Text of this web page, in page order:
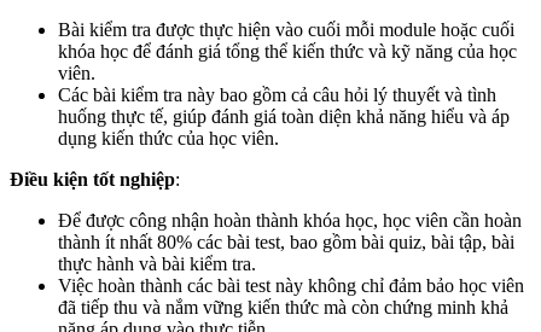
Bài kiểm tra được thực hiện vào cuối mỗi module hoặc cuối
khóa học để đánh giá tổng thể kiến thức và kỹ năng của học
viên.
Các bài kiểm tra này bao gồm cả câu hỏi lý thuyết và tình
huống thực tế, giúp đánh giá toàn diện khả năng hiểu và áp
dụng kiến thức của học viên.
Điều kiện tốt nghiệp:
Để được công nhận hoàn thành khóa học, học viên cần hoàn
thành ít nhất 80% các bài test, bao gồm bài quiz, bài tập, bài
thực hành và bài kiểm tra.
Việc hoàn thành các bài test này không chỉ đảm bảo học viên
đã tiếp thu và nắm vững kiến thức mà còn chứng minh khả